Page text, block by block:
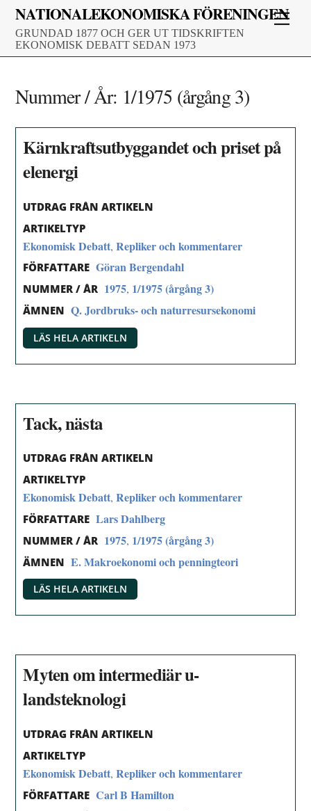
Skip
content
NATIONALEKONOMISKA FÖRENINGEN
GRUNDAD 1877 OCH GER UT TIDSKRIFTEN
EKONOMISK DEBATT SEDAN 1973
Nummer / År: 1/1975 (årgång 3)
Kärnkraftsutbyggandet och priset på
elenergi
UTDRAG FRÅN ARTIKELN
ARTIKELTYP
Ekonomisk Debatt,Repliker och kommentarer
FÖRFATTARE Göran Bergendahl
NUMMER / ÅR 1975, 1/1975 (årgång 3)
ÄMNEN Q. Jordbruks- och naturresursekonomi
LÄS HELA ARTIKELN
Tack, nästa
UTDRAG FRÅN ARTIKELN
ARTIKELTYP
Ekonomisk Debatt,Repliker och kommentarer
FÖRFATTARE Lars Dahlberg
NUMMER / ÅR 1975, 1/1975 (årgång 3)
ÄMNEN E. Makroekonomi och penningteori
LÄS HELA ARTIKELN
Myten om intermediär u-
landsteknologi
UTDRAG FRÅN ARTIKELN
ARTIKELTYP
Ekonomisk Debatt,Repliker och kommentarer
FÖRFATTARE Carl B Hamilton